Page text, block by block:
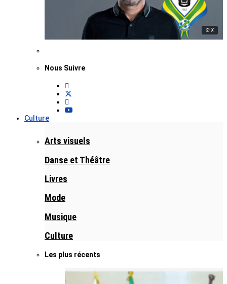
© X
Nous Suivre
Culture
Arts visuels
Danse et Théâtre
Livres
Mode
Musique
Culture
Les plus récents